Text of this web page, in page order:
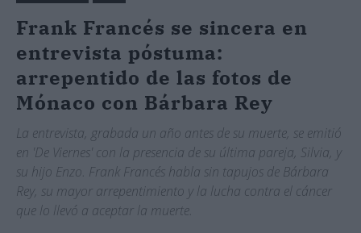
Frank Francés se sincera en
entrevista póstuma:
arrepentido de las fotos de
Mónaco con Bárbara Rey
La entrevista, grabada un año antes de su muerte, se emitió
en 'De Viernes' con la presencia de su última pareja, Silvia, y
su hijo Enzo. Frank Francés habla sin tapujos de Bárbara
Rey, su mayor arrepentimiento y la lucha contra el cáncer
que lo llevó a aceptar la muerte.